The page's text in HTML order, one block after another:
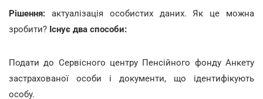
Рішення: актуалізація особистих даних. Як це можна
зробити? Існує два способи:
Подати до Сервісного центру Пенсійного фонду Анкету
застрахованої особи і документи, що ідентифікують
особу.